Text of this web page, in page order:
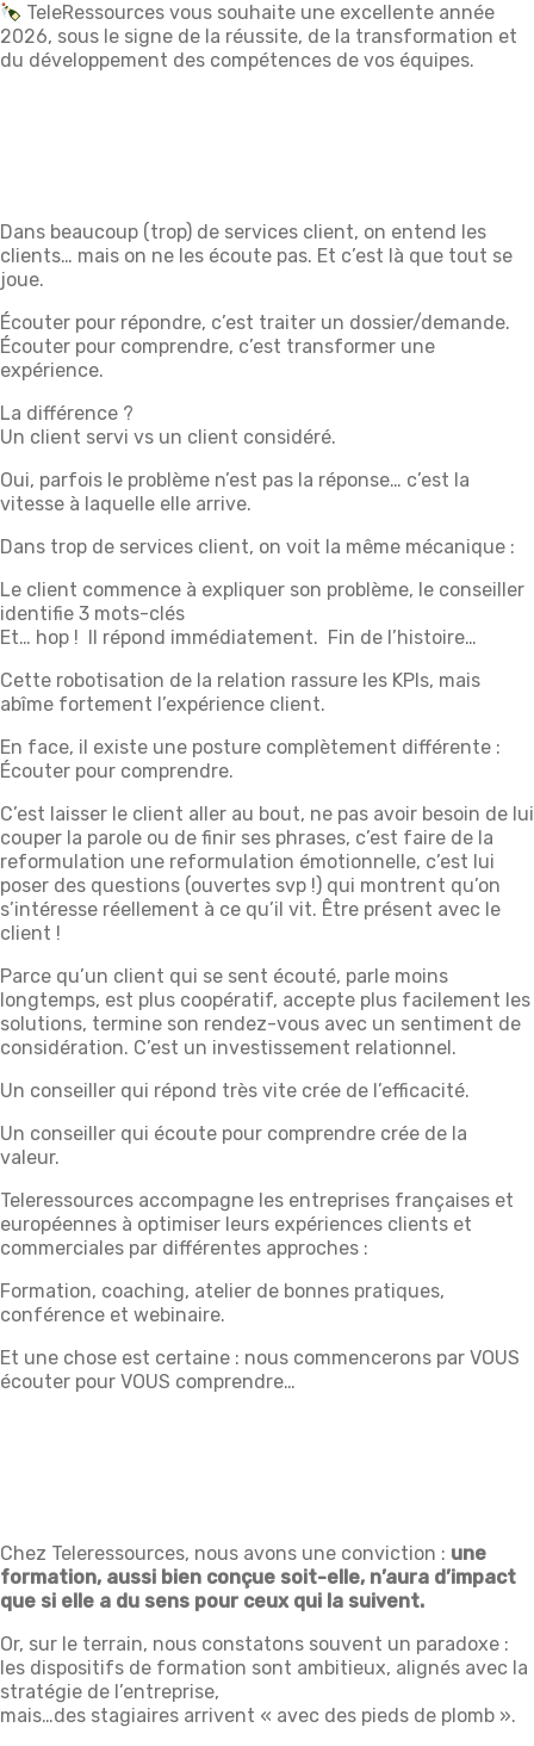
TeleRessources vous souhaite une excellente année
2026, sous le signe de la réussite, de la transformation et
du développement des compétences de vos équipes.
Dans beaucoup (trop) de services client, on entend les
clients… mais on ne les écoute pas. Et c’est là que tout se
joue.
Écouter pour répondre, c’est traiter un dossier/demande.
Écouter pour comprendre, c’est transformer une
expérience.
La différence ?
Un client servi vs un client considéré.
Oui, parfois le problème n’est pas la réponse… c’est la
vitesse à laquelle elle arrive.
Dans trop de services client, on voit la même mécanique :
Le client commence à expliquer son problème, le conseiller
identifie 3 mots-clés
Et… hop ! Il répond immédiatement. Fin de l’histoire…
Cette robotisation de la relation rassure les KPIs, mais
abîme fortement l’expérience client.
En face, il existe une posture complètement différente :
Écouter pour comprendre.
C’est laisser le client aller au bout, ne pas avoir besoin de lui
couper la parole ou de finir ses phrases, c’est faire de la
reformulation une reformulation émotionnelle, c’est lui
poser des questions (ouvertes svp !) qui montrent qu’on
s’intéresse réellement à ce qu’il vit. Être présent avec le
client !
Parce qu’un client qui se sent écouté, parle moins
longtemps, est plus coopératif, accepte plus facilement les
solutions, termine son rendez-vous avec un sentiment de
considération. C’est un investissement relationnel.
Un conseiller qui répond très vite crée de l’efficacité.
Un conseiller qui écoute pour comprendre crée de la
valeur.
Teleressources accompagne les entreprises françaises et
européennes à optimiser leurs expériences clients et
commerciales par différentes approches :
Formation, coaching, atelier de bonnes pratiques,
conférence et webinaire.
Et une chose est certaine : nous commencerons par VOUS
écouter pour VOUS comprendre…
Chez Teleressources, nous avons une conviction : une
formation, aussi bien conçue soit-elle, n’aura d’impact
que si elle a du sens pour ceux qui la suivent.
Or, sur le terrain, nous constatons souvent un paradoxe :
les dispositifs de formation sont ambitieux, alignés avec la
stratégie de l’entreprise,
mais…des stagiaires arrivent « avec des pieds de plomb ».